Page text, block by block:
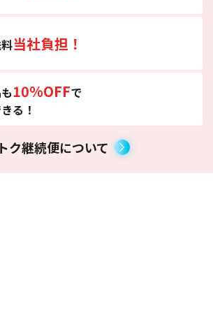
当社負担！
10%OFFで
る！
ク継続便について